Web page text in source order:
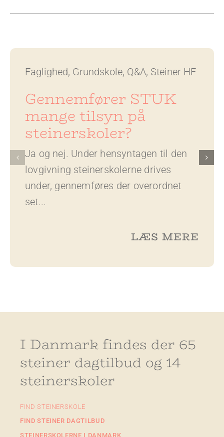
Faglighed, Grundskole, Q&A, Steiner HF
Gennemfører STUK
mange tilsyn på
steinerskoler?
Ja og nej. Under hensyntagen til den
lovgivning steinerskolerne drives
under, gennemføres der overordnet
set...
LÆS MERE
I Danmark findes der 65
steiner dagtilbud og 14
steinerskoler
FIND STEINERSKOLE
FIND STEINER DAGTILBUD
STEINERSKOLERNE I DANMARK